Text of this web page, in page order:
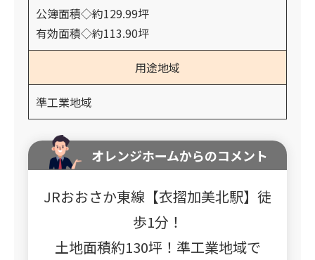
公簿面積◇約129.99坪
有効面積◇約113.90坪
用途地域
準工業地域
オレンジホームからのコメント
JRおおさか東線【衣摺加美北駅】徒
歩1分！
土地面積約130坪！準工業地域で